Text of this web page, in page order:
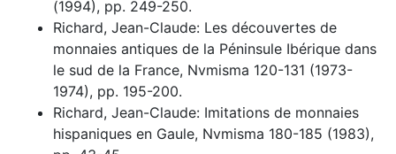
(1994), pp. 249-250.
Richard, Jean-Claude: Les découvertes de
monnaies antiques de la Péninsule Ibérique dans
le sud de la France, Nvmisma 120-131 (1973-
1974), pp. 195-200.
Richard, Jean-Claude: Imitations de monnaies
hispaniques en Gaule, Nvmisma 180-185 (1983),